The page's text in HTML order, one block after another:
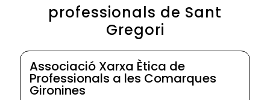
professionals de Sant
Gregori
Associació Xarxa Ètica de
Professionals a les Comarques
Gironines